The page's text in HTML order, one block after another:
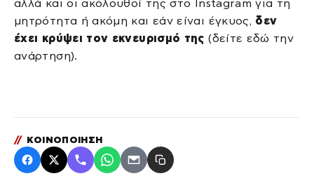
αλλά και οι ακόλουθοί της στο Instagram για τη
μητρότητα ή ακόμη και εάν είναι έγκυος, δεν
έχει κρύψει τον εκνευρισμό της (δείτε εδώ την
ανάρτηση).
// ΚΟΙΝΟΠΟΙΗΣΗ